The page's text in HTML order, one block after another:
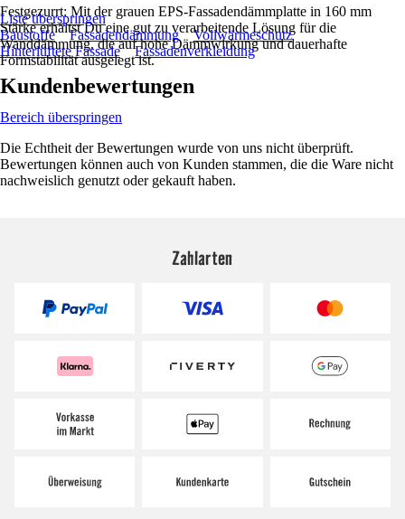
Festgezurrt: Mit der grauen EPS-Fassadendämmplatte in 160 mm
Stärke erhältst Du eine gut zu verarbeitende Lösung für die
Wanddämmung, die auf hohe Dämmwirkung und dauerhafte
Formstabilität ausgelegt ist.
Liste überspringen
Baustoffe
Fassadendämmung
Vollwärmeschutz
Hinterlüftete Fassade
Fassadenverkleidung
Kundenbewertungen
Bereich überspringen
Die Echtheit der Bewertungen wurde von uns nicht überprüft.
Bewertungen können auch von Kunden stammen, die die Ware nicht
nachweislich genutzt oder gekauft haben.
Zahlarten